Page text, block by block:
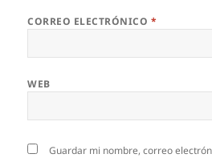
CORREO ELECTRÓNICO *
WEB
Guardar mi nombre, correo